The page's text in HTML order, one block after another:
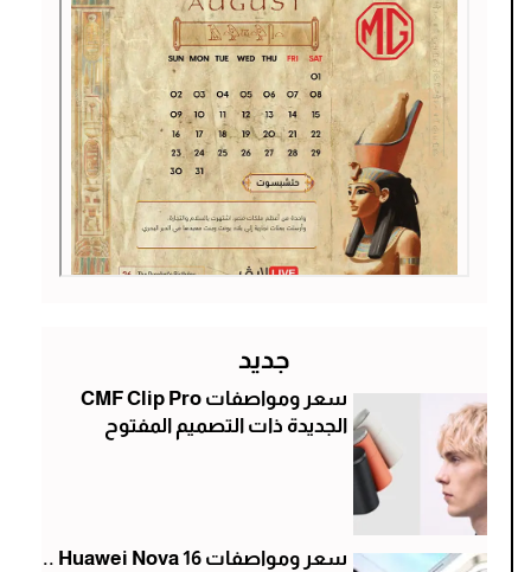
جديد
سعر ومواصفات CMF Clip Pro
الجديدة ذات التصميم المفتوح
سعر ومواصفات Huawei Nova 16 ..